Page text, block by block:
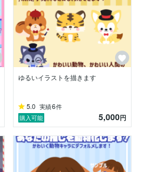
ゆるいイラストを描きます
5.0 実績6件
購入可能
5,000円